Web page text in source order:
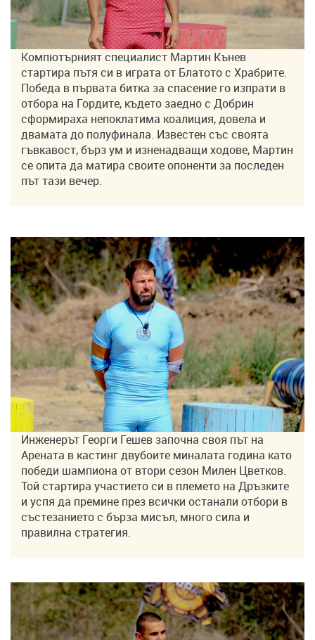
Компютърният специалист Мартин Кънев
стартира пътя си в играта от Блатото с Храбрите.
Победа в първата битка за спасение го изпрати в
отбора на Гордите, където заедно с Добрин
сформираха непоклатима коалиция, довела и
двамата до полуфинала. Известен със своята
гъвкавост, бърз ум и изненадващи ходове, Мартин
се опита да матира своите опоненти за последен
път тази вечер.
Инженерът Георги Гешев започна своя път на
Арената в кастинг двубоите миналата година като
победи шампиона от втори сезон Милен Цветков.
Той стартира участието си в племето на Дръзките
и успя да премине през всички останали отбори в
състезанието с бърза мисъл, много сила и
правилна стратегия.